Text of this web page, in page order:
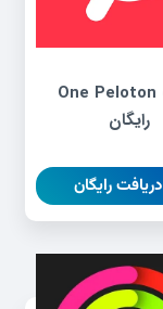
اکانت One Peloton
رایگان
دریافت رایگان